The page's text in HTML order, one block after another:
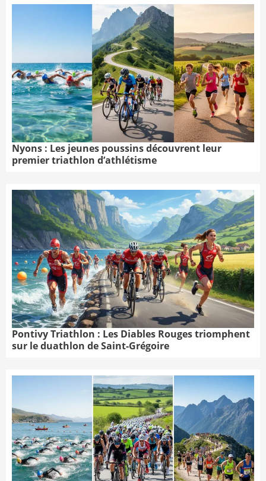
Nyons : Les jeunes poussins découvrent leur
premier triathlon d’athlétisme
Pontivy Triathlon : Les Diables Rouges triomphent
sur le duathlon de Saint-Grégoire